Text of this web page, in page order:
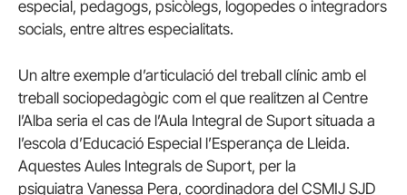
especial, pedagogs, psicòlegs, logopedes o integradors
socials, entre altres especialitats.
Un altre exemple d’articulació del treball clínic amb el
treball sociopedagògic com el que realitzen al Centre
l’Alba seria el cas de l’Aula Integral de Suport situada a
l’escola d’Educació Especial l’Esperança de Lleida.
Aquestes Aules Integrals de Suport, per la
psiquiatra Vanessa Pera, coordinadora del CSMIJ SJD